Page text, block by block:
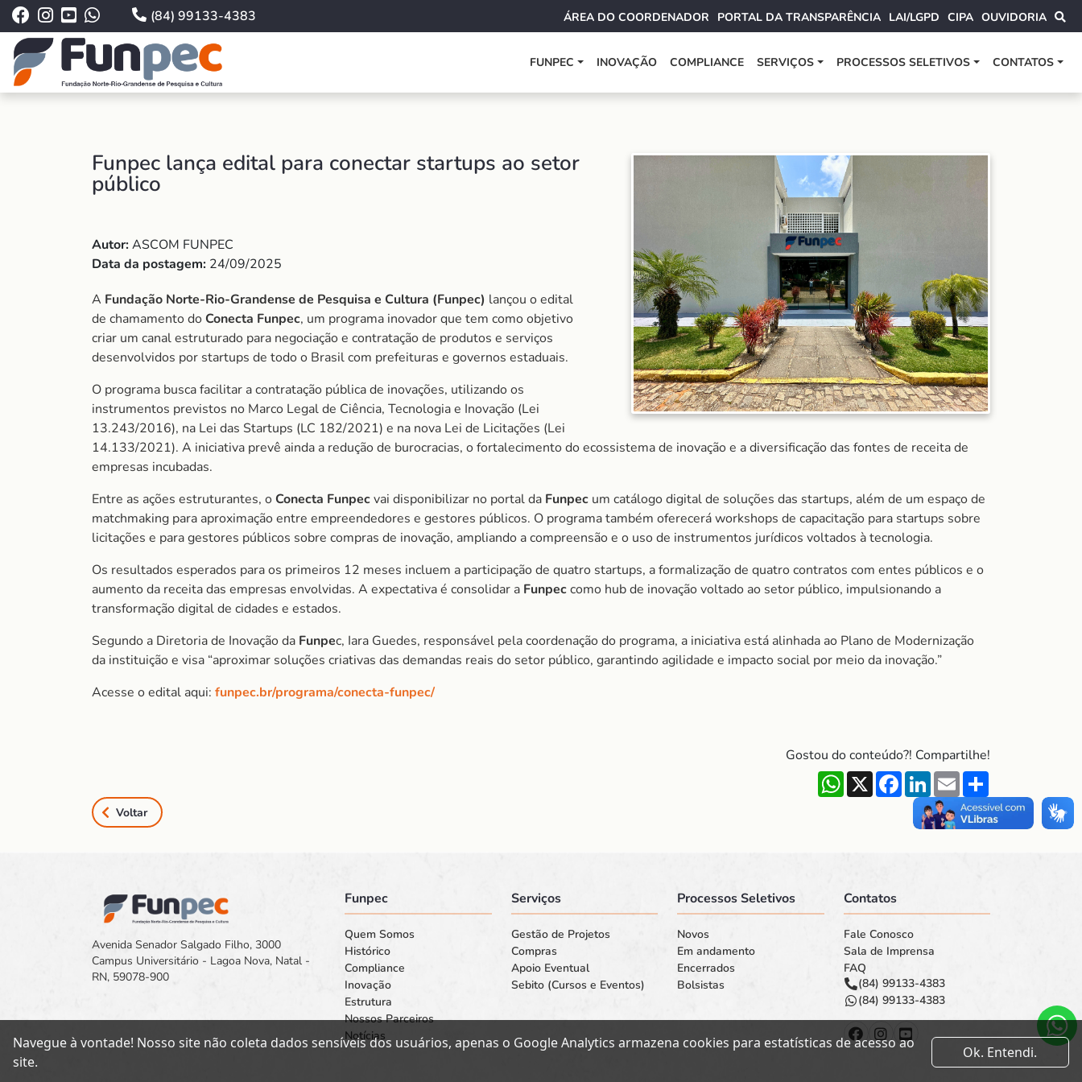
(84) 99133-4383 ÁREA DO COORDENADOR PORTAL DA TRANSPARÊNCIA LAI/LGPD CIPA OUVIDORIA
FUNPEC INOVAÇÃO COMPLIANCE SERVIÇOS PROCESSOS SELETIVOS CONTATOS
Funpec lança edital para conectar startups ao setor
público
Autor:ASCOM FUNPEC
Data da postagem: 24/09/2025
A Fundação Norte-Rio-Grandense de Pesquisa e Cultura (Funpec) lançou o edital
de chamamento doConecta Funpec, um programa inovador que tem como objetivo
criar um canal estruturado para negociação e contratação de produtos e serviços
desenvolvidos por startups de todo o Brasil com prefeituras e governos estaduais.
O programa busca facilitar a contratação pública de inovações, utilizando os
instrumentos previstos no Marco Legal de Ciência, Tecnologia e Inovação (Lei
13.243/2016), na Lei das Startups (LC 182/2021) e na nova Lei de Licitações (Lei
14.133/2021). A iniciativa prevê ainda a redução de burocracias, o fortalecimento do ecossistema de inovação e a diversificação das fontes de receita de
empresas incubadas.
Entre as ações estruturantes, oConecta Funpecvai disponibilizar no portal da Funpec um catálogo digital de soluções das startups, além de um espaço de
matchmaking para aproximação entre empreendedores e gestores públicos. O programa também oferecerá workshops de capacitação para startups sobre
licitações e para gestores públicos sobre compras de inovação, ampliando a compreensão e o uso de instrumentos jurídicos voltados à tecnologia.
Os resultados esperados para os primeiros 12 meses incluem a participação de quatro startups, a formalização de quatro contratos com entes públicos e o
aumento da receita das empresas envolvidas. A expectativa é consolidar a Funpeccomo hub de inovação voltado ao setor público, impulsionando a
transformação digital de cidades e estados.
Segundo a Diretoria de Inovação da Funpec, Iara Guedes, responsável pela coordenação do programa, a iniciativa está alinhada ao Plano de Modernização
da instituição e visa “aproximar soluções criativas das demandas reais do setor público, garantindo agilidade e impacto social por meio da inovação.”
Acesse o edital aqui: funpec.br/programa/conecta-funpec/
Gostou do conteúdo?! Compartilhe!
WhatsApp
X Facebook
LinkedInEmail
Voltar
Avenida Senador Salgado Filho, 3000
Campus Universitário - Lagoa Nova, Natal -
RN, 59078-900
Funpec
Quem Somos
Histórico
Compliance
Inovação
Estrutura
Nossos Parceiros
Notícias
Serviços
Gestão de Projetos
Compras
Apoio Eventual
Sebito (Cursos e Eventos)
Processos Seletivos
Novos
Em andamento
Encerrados
Bolsistas
Contatos
Fale Conosco
Sala de Imprensa
FAQ
(84) 99133-4383
(84) 99133-4383
Navegue à vontade! Nosso site não coleta dados sensíveis dos usuários, apenas o Google Analytics armazena cookies para estatísticas de acesso ao
site.
Ok. Entendi.